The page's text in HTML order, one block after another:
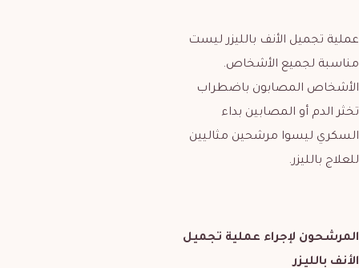
عملية تجميل الأنف بالليزر ليست
مناسبة لجميع الأشخاص.
الأشخاص المصابون باضطراب
تخثر الدم أو المصابين بداء
السكري ليسوا مرشحين مثاليين
للعلاج بالليزر.
المرشحون لإجراء عملية تجميل
الأنف بالليزر